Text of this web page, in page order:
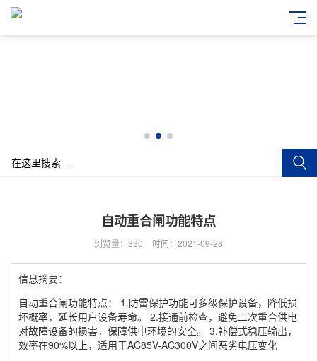
自动重合闸功能特点
浏览量：330 时间：2021-09-28
信息摘要：
自动重合闸功能特点： 1.防雷保护功能可多级保护设备，降低损
坏概率，延长用户设备寿命。 2.接通前检查，避免二次重合供电
对故障设备的损害，保障供电环境的安全。 3.补偿式稳压输出，
效率在90%以上，适用于AC85V-AC300V之间恶劣电压变化